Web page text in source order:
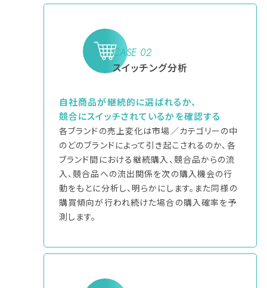
CASE 02
スイッチング分析
自社商品が継続的に選ばれるか、
競合にスイッチされているかを確認する
各ブランドの売上変化は市場／カテゴリーの中
のどのブランドによって引き起こされるのか、各
ブランド間における継続購入、競合品からの流
入、競合品への流出関係を次の購入機会の行
動をもとに分析し、明らかにします。また同様の
購買傾向が行われ続けた場合の購入確率を予
測します。